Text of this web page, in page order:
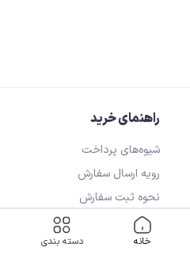
راهنمای خرید
شیوه‌های پرداخت
رویه ارسال سفارش
نحوه ثبت سفارش
دسته بندی خانه